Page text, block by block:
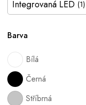
Integrovaná LED (1)
Barva
Bílá
Černá
Stříbrná